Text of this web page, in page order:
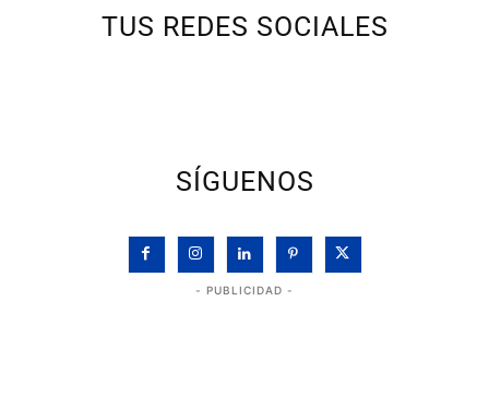
TUS REDES SOCIALES
SÍGUENOS
- PUBLICIDAD -